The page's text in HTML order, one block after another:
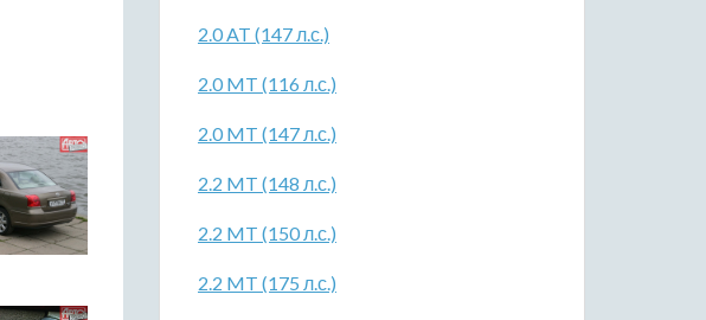
2.0 AT (147 л.с.)
2.0 MT (116 л.с.)
2.0 MT (147 л.с.)
2.2 MT (148 л.с.)
2.2 MT (150 л.с.)
2.2 MT (175 л.с.)